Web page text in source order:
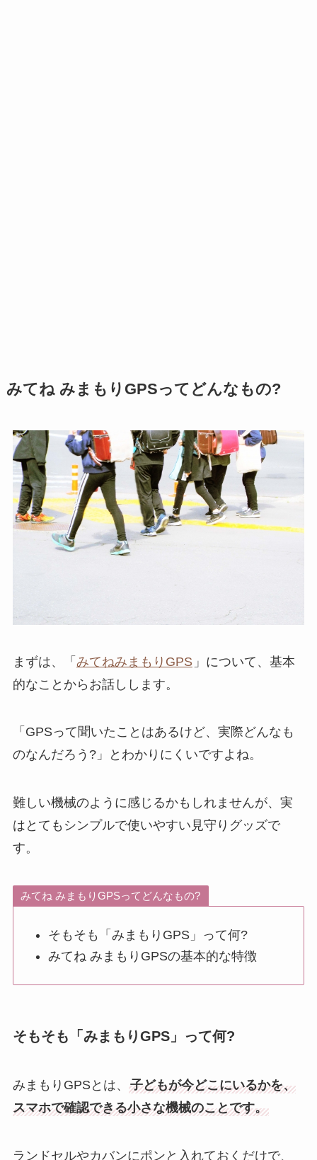
みてね みまもりGPSってどんなもの?
まずは、「 みてねみまもりGPS 」について、基本
的なことからお話しします。
「GPSって聞いたことはあるけど、実際どんなも
のなんだろう?」とわかりにくいですよね。
難しい機械のように感じるかもしれませんが、実
はとてもシンプルで使いやすい見守りグッズで
す。
みてね みまもりGPSってどんなもの?
そもそも「みまもりGPS」って何?
みてね みまもりGPSの基本的な特徴
そもそも「みまもりGPS」って何?
みまもりGPSとは、 子どもが今どこにいるかを、
スマホで確認できる小さな機械のことです。
ランドセルやカバンにポンと入れておくだけで、